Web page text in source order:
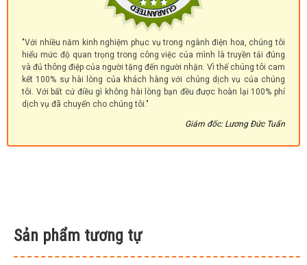
"Với nhiều năm kinh nghiệm phục vụ trong ngành điện hoa, chúng tôi
hiểu mức độ quan trọng trong công việc của mình là truyền tải đúng
và đủ thông điệp của người tặng đến người nhận. Vì thế chúng tôi cam
kết 100% sự hài lòng của khách hàng với chúng dịch vụ của chúng
tôi. Với bất cứ điều gì không hài lòng bạn đều được hoàn lại 100% phí
dịch vụ đã chuyển cho chúng tôi."
Giám đốc: Lương Đức Tuấn
Sản phẩm tương tự